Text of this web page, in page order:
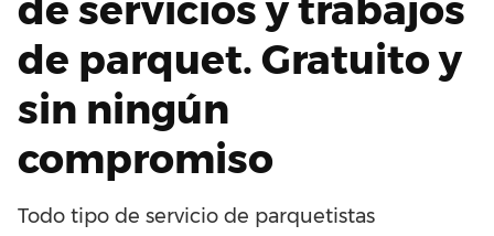
de parquet. Gratuito y
sin ningún
compromiso
Todo tipo de servicio de parquetistas